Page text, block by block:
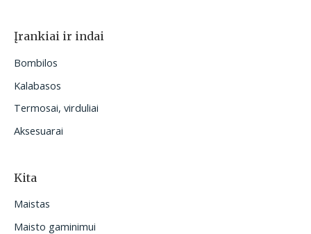
Įrankiai ir indai
Bombilos
Kalabasos
Termosai, virduliai
Aksesuarai
Kita
Maistas
Maisto gaminimui